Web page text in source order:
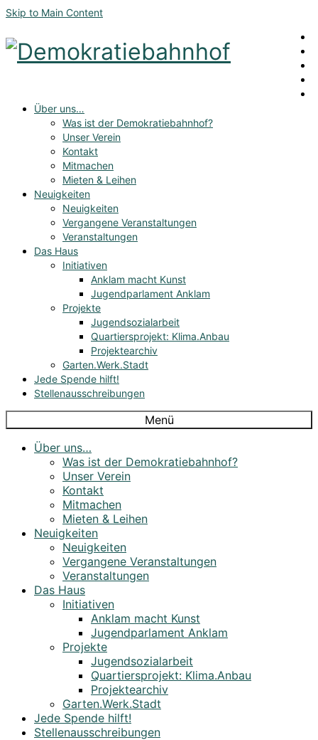
Skip to Main Content
Über uns…
Was ist der Demokratiebahnhof?
Unser Verein
Kontakt
Mitmachen
Mieten & Leihen
Neuigkeiten
Neuigkeiten
Vergangene Veranstaltungen
Veranstaltungen
Das Haus
Initiativen
Anklam macht Kunst
Jugendparlament Anklam
Projekte
Jugendsozialarbeit
Quartiersprojekt: Klima.Anbau
Projektearchiv
Garten.Werk.Stadt
Jede Spende hilft!
Stellenausschreibungen
Menü
Über uns…
Was ist der Demokratiebahnhof?
Unser Verein
Kontakt
Mitmachen
Mieten & Leihen
Neuigkeiten
Neuigkeiten
Vergangene Veranstaltungen
Veranstaltungen
Das Haus
Initiativen
Anklam macht Kunst
Jugendparlament Anklam
Projekte
Jugendsozialarbeit
Quartiersprojekt: Klima.Anbau
Projektearchiv
Garten.Werk.Stadt
Jede Spende hilft!
Stellenausschreibungen